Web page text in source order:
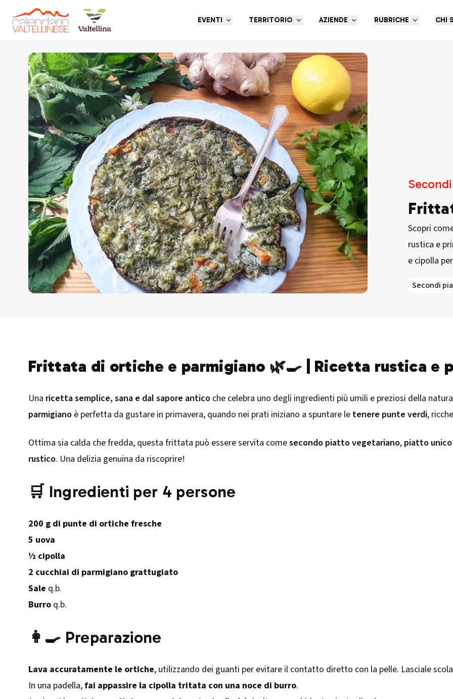
EVENTI TERRITORIO AZIENDE RUBRICHE CHI
Torna indietro
Scopri
rustica e
e cipolla
Secondi
Frittata di ortiche e parmigiano 🌿🍳 | Ricetta rustica e
Una ricetta semplice, sana e dal sapore antico che celebra uno degli ingredienti più umili e preziosi della
parmigiano è perfetta da gustare in primavera, quando nei prati iniziano a spuntare le tenere punte verdi,
Ottima sia calda che fredda, questa frittata può essere servita comesecondo piatto vegetariano, piatto
rustico. Una delizia genuina da riscoprire!
🛒 Ingredienti per 4 persone
200 g di punte di ortiche fresche
5 uova
½ cipolla
2 cucchiai di parmigiano grattugiato
Sale q.b.
Burro q.b.
👩‍🍳 Preparazione
Lava accuratamente le ortiche, utilizzando dei guanti per evitare il contatto diretto con la pelle. Lasciale
In una padella,fai appassire la cipolla tritata con una noce di burro.